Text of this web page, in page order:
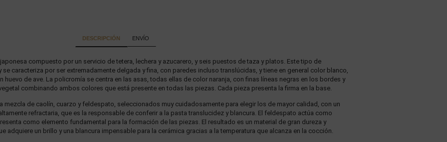
DESCRIPCIÓN ENVÍO
compuesto por un servicio de tetera, lechera y azucarero, y seis puestos de taza y platos. Este tipo de
se caracteriza por ser extremadamente delgada y fina, con paredes incluso translúcidas, y tiene en general color blanco,
huevo de ave. La policromía se centra en las asas, todas ellas de color naranja, con finas líneas negras en los bordes y
combinando ambos colores que está presente en todas las piezas. Cada pieza presenta la firma en la base.
mezcla de caolín, cuarzo y feldespato, seleccionados muy cuidadosamente para elegir los de mayor calidad, con un
refractaria, que es la responsable de conferir a la pasta translucidez y blancura. El feldespato actúa como
como elemento fundamental para la formación de las piezas. El resultado es un material de gran dureza y
adquiere un brillo y una blancura impensable para la cerámica gracias a la temperatura que alcanza en la cocción.